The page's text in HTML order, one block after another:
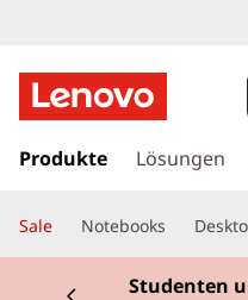
h
n
k
u
a
u
Produkte Lösungen
Sale Notebooks
Studenten
Currently displaying